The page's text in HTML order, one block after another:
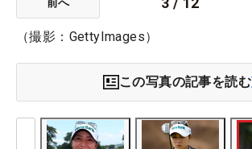
（撮影：GettyImages）
この写真の記事を読む